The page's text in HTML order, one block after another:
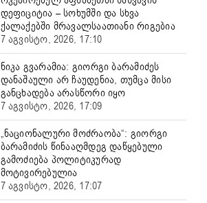
დეფიციტია – სოხუმში და სხვა
ქალაქებში მრავალსაათიანი რიგებია
7 აგვისტო, 2026, 17:10
ნიკა გვარამია: გიორგი ბარამიძეს
დანაშაული არ ჩაუდენია, თუმცა მისი
განცხადება არასწორი იყო
7 აგვისტო, 2026, 17:09
„ნაციონალური მოძრაობა“: გიორგი
ბარამიძის წინააღმდეგ დაწყებული
გამოძიება პოლიტიკურად
მოტივირებულია
7 აგვისტო, 2026, 17:07